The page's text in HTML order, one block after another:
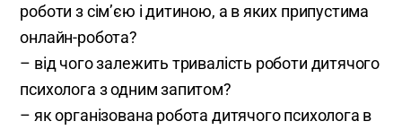
роботи з сім’єю і дитиною, а в яких припустима
онлайн-робота?
– від чого залежить тривалість роботи дитячого
психолога з одним запитом?
– як організована робота дитячого психолога в